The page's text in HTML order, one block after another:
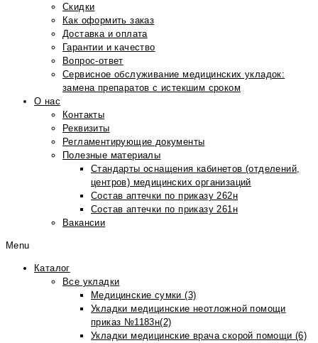
Скидки
Как оформить заказ
Доставка и оплата
Гарантии и качество
Вопрос-ответ
Сервисное обслуживание медицинских укладок:
замена препаратов с истекшим сроком
О нас
Контакты
Реквизиты
Регламентирующие документы
Полезные материалы
Стандарты оснащения кабинетов (отделений,
центров) медицинских организаций
Состав аптечки по приказу 262н
Состав аптечки по приказу 261н
Вакансии
Menu
Каталог
Все укладки
Медицинские сумки (3)
Укладки медицинские неотложной помощи
приказ №1183н(2)
Укладки медицинские врача скорой помощи (6)